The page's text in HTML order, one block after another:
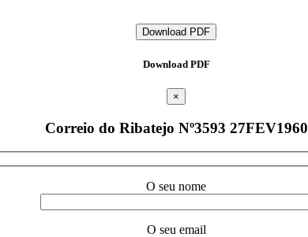
Download PDF
Download PDF
×
Correio do Ribatejo Nº3593 27FEV1960
O seu nome
O seu email